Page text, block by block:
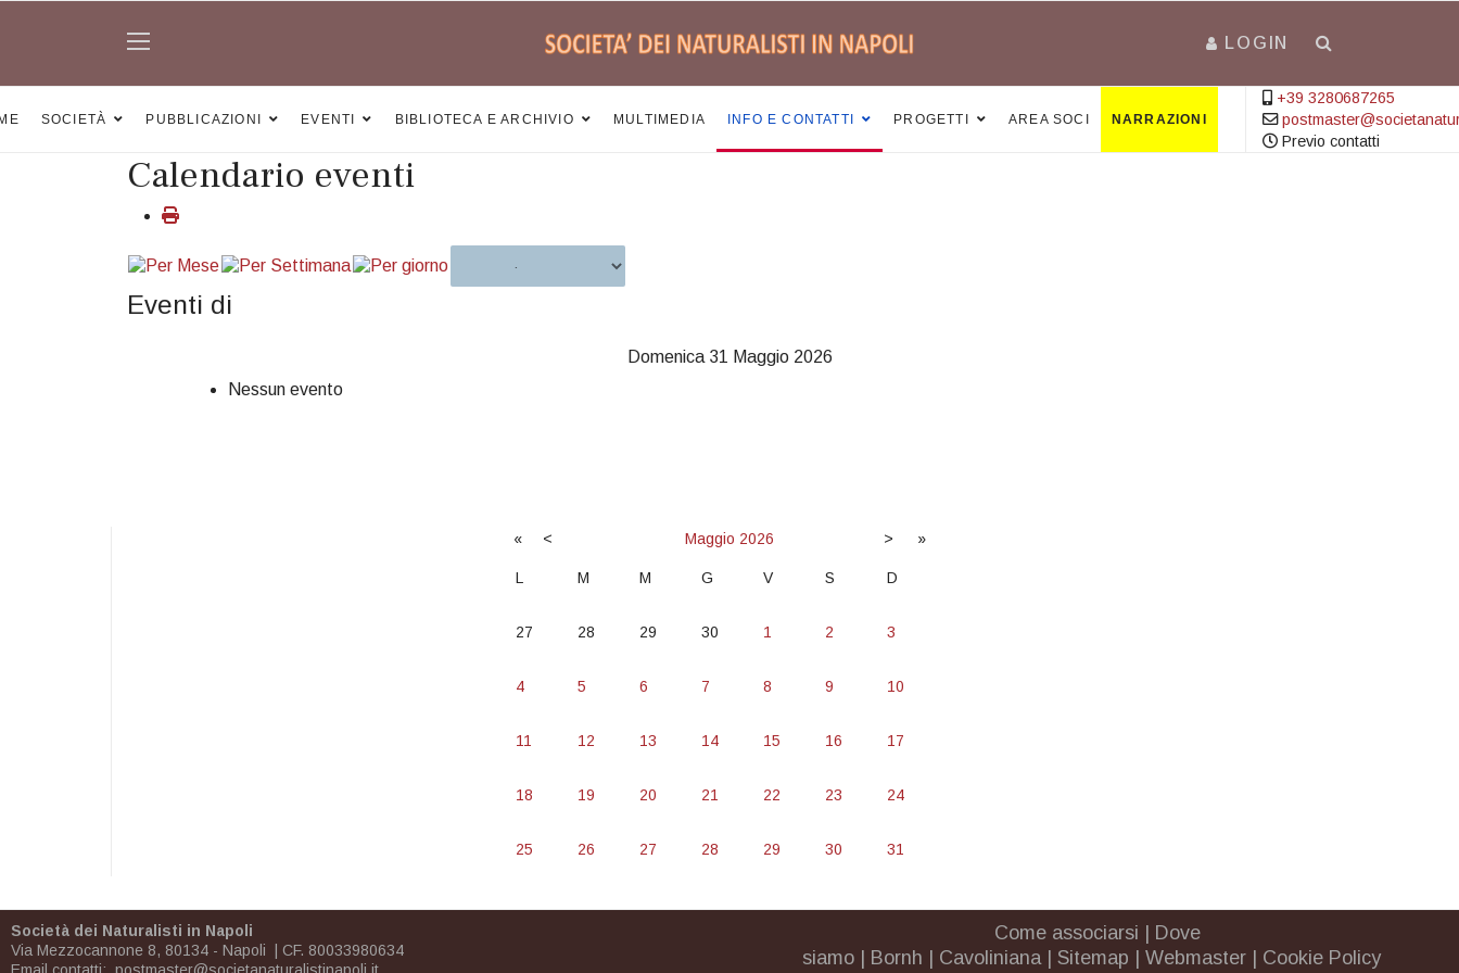
LOGIN
SOCIETÀ PUBBLICAZIONI EVENTI BIBLIOTECA E ARCHIVIO MULTIMEDIA INFO E CONTATTI PROGETTI AREA SOCI NARRAZIONI
+39 3280687265
Previo contatti
Calendario eventi
Eventi di
Domenica 31 Maggio 2026
Nessun evento
« < Maggio 2026 > »
L M M G V S D
27 28 29 30 1 2 3
4 5 6 7 8 9 10
11 12 13 14 15 16 17
18 19 20 21 22 23 24
25 26 27 28 29 30 31
Società dei Naturalisti in Napoli
Via Mezzocannone 8, 80134 - Napoli | CF. 80033980634
Come associarsi
Dove
siamo
Bornh Cavoliniana| Sitemap Webmaster Cookie Policy